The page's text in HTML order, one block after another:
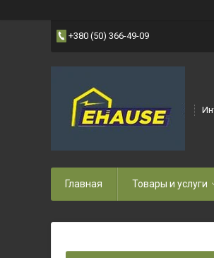
+380 (50) 366-49-09
Главная Товары и услуги